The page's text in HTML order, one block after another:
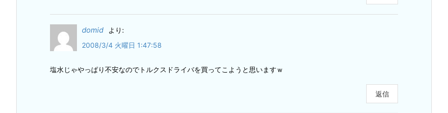
domid
より:
2008/3/4 火曜日 1:47:58
塩水じゃやっぱり不安なのでトルクスドライバを買ってこようと思いますｗ
返信